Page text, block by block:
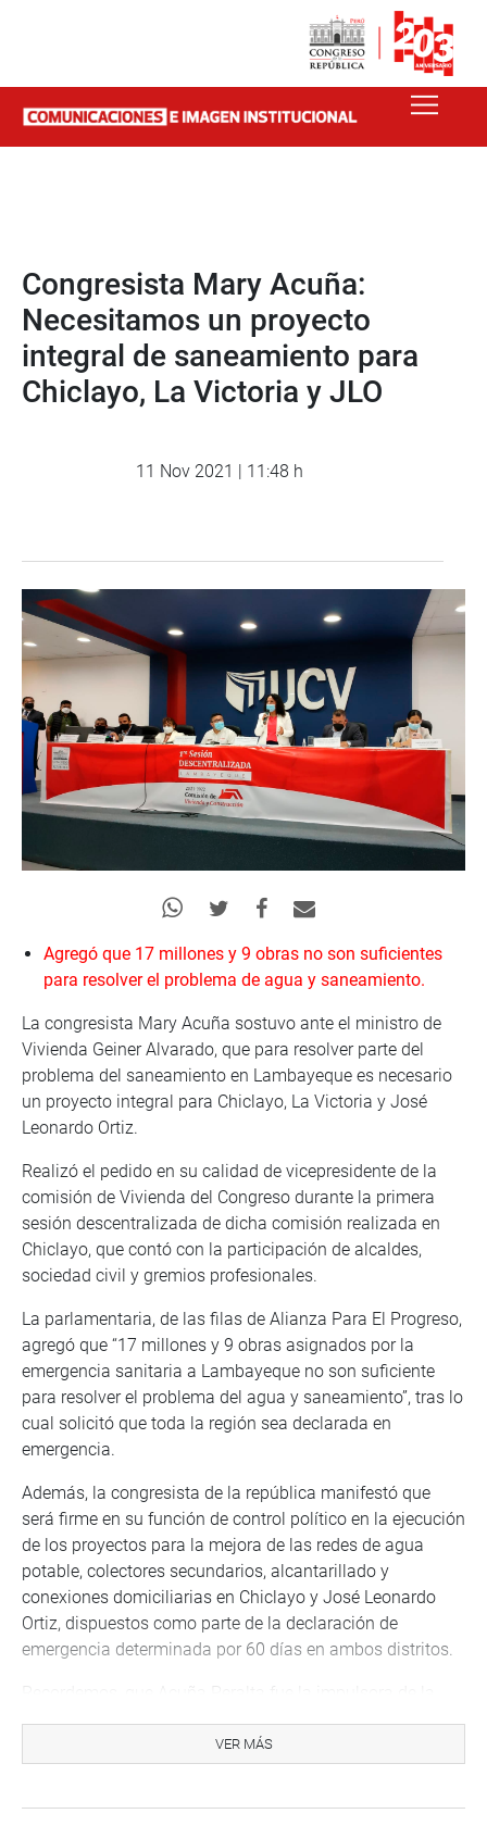
Congresista Mary Acuña:
Necesitamos un proyecto
integral de saneamiento para
Chiclayo, La Victoria y JLO
11 Nov 2021 | 11:48 h
Agregó que 17 millones y 9 obras no son suficientes
para resolver el problema de agua y saneamiento.
La congresista Mary Acuña sostuvo ante el ministro de
Vivienda Geiner Alvarado, que para resolver parte del
problema del saneamiento en Lambayeque es necesario
un proyecto integral para Chiclayo, La Victoria y José
Leonardo Ortiz.
Realizó el pedido en su calidad de vicepresidente de la
comisión de Vivienda del Congreso durante la primera
sesión descentralizada de dicha comisión realizada en
Chiclayo, que contó con la participación de alcaldes,
sociedad civil y gremios profesionales.
La parlamentaria, de las filas de Alianza Para El Progreso,
agregó que “17 millones y 9 obras asignados por la
emergencia sanitaria a Lambayeque no son suficiente
para resolver el problema del agua y saneamiento”, tras lo
cual solicitó que toda la región sea declarada en
emergencia.
Además, la congresista de la república manifestó que
será firme en su función de control político en la ejecución
de los proyectos para la mejora de las redes de agua
potable, colectores secundarios, alcantarillado y
conexiones domiciliarias en Chiclayo y José Leonardo
Ortiz, dispuestos como parte de la declaración de
emergencia determinada por 60 días en ambos distritos.
declaración de emergencia publicada con DS N.° 166-
2021-PCM, por el peligro inminente de colapso del
sistema de alcantarillado, tras la reunión sostenida el 23
VER MÁS